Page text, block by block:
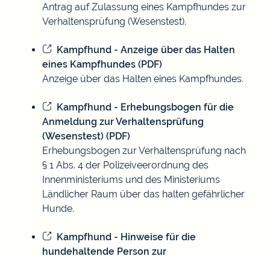
Antrag auf Zulassung eines Kampfhundes zur
Verhaltensprüfung (Wesenstest).
Kampfhund - Anzeige über das Halten
eines Kampfhundes (PDF)
Anzeige über das Halten eines Kampfhundes.
Kampfhund - Erhebungsbogen für die
Anmeldung zur Verhaltensprüfung
(Wesenstest) (PDF)
Erhebungsbogen zur Verhaltensprüfung nach
§ 1 Abs. 4 der Polizeiveerordnung des
Innenministeriums und des Ministeriums
Ländlicher Raum über das halten gefährlicher
Hunde.
Kampfhund - Hinweise für die
hundehaltende Person zur